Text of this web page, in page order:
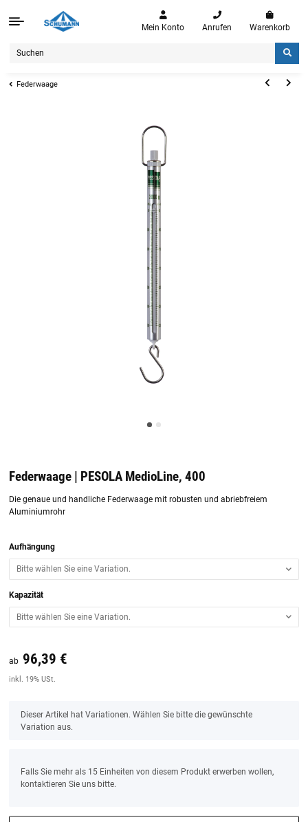
Mein Konto Anrufen Warenkorb
Federwaage
Federwaage | PESOLA MedioLine, 400
Die genaue und handliche Federwaage mit robusten und abriebfreiem
Aluminiumrohr
Aufhängung
Bitte wählen Sie eine Variation.
Kapazität
Bitte wählen Sie eine Variation.
Preis:19,44 € inkl. 19% USt.
ab 96,39 €
inkl. 19% USt.
x
Dieser Artikel hat Variationen. Wählen Sie bitte die gewünschte
Variation aus.
Falls Sie mehr als 15 Einheiten von diesem Produkt erwerben wollen,
kontaktieren Sie uns bitte.